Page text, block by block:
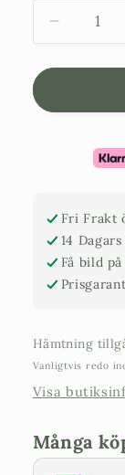
Minska
kvantitet
för
i
Schlager
1,6
m
Fri Frakt
14
Få bild
Hämtning
Vanligtvis redo
Visa
Många